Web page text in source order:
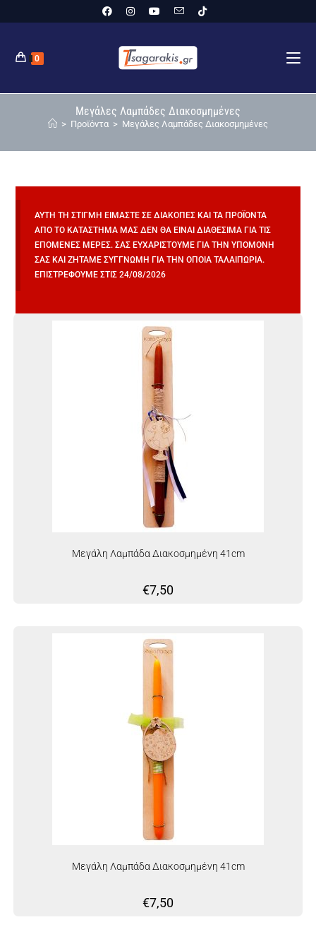
0
Μεγάλες Λαμπάδες Διακοσμημένες
> Προϊόντα > Μεγάλες Λαμπάδες Διακοσμημένες
ΑΥΤΉ ΤΗ ΣΤΙΓΜΉ ΕΊΜΑΣΤΕ ΣΕ ΔΙΑΚΟΠΈΣ ΚΑΙ ΤΑ ΠΡΟΪΌΝΤΑ
ΑΠΌ ΤΟ ΚΑΤΆΣΤΗΜΆ ΜΑΣ ΔΕΝ ΘΑ ΕΊΝΑΙ ΔΙΑΘΈΣΙΜΑ ΓΙΑ ΤΙΣ
ΕΠΌΜΕΝΕΣ ΜΈΡΕΣ. ΣΑΣ ΕΥΧΑΡΙΣΤΟΎΜΕ ΓΙΑ ΤΗΝ ΥΠΟΜΟΝΉ
ΣΑΣ ΚΑΙ ΖΗΤΆΜΕ ΣΥΓΓΝΏΜΗ ΓΙΑ ΤΗΝ ΌΠΟΙΑ ΤΑΛΑΙΠΩΡΊΑ.
ΕΠΙΣΤΡΈΦΟΥΜΕ ΣΤΙΣ 24/08/2026
Μεγάλη Λαμπάδα Διακοσμημένη 41cm
€7,50
Μεγάλη Λαμπάδα Διακοσμημένη 41cm
€7,50